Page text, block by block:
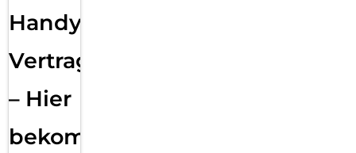
Handy
Vertragsabwicklung
– Hier
bekommst